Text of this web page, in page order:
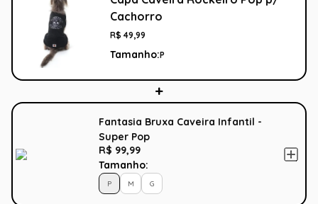
Cachorro
R$ 49,99
Tamanho:P
Fantasia Bruxa Caveira Infantil -
Super Pop
R$ 99,99
Tamanho:
P M G